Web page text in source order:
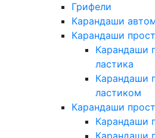
Грифели
Карандаши
Карандаши
Карандаши
ластика
Карандаши
ластиком
Карандаши
Карандаши
Карандаши